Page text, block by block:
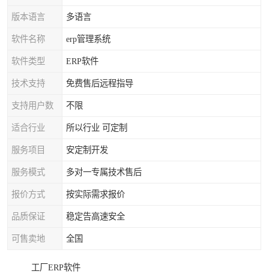
版本语言 多语言
软件名称 erp管理系统
软件类型 ERP软件
技术支持 免费售后远程指导
支持用户数 不限
适合行业 所以行业 可定制
服务项目 安定制开发
服务模式 多对一专属技术售后
报价方式 按实际需求报价
品质保证 稳定告高速安全
可售卖地 全国
工厂ERP软件